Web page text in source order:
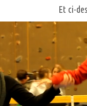
Et ci-